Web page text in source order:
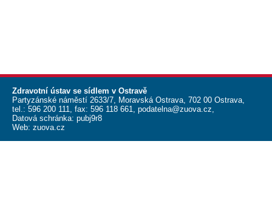
Zdravotní ústav se sídlem v Ostravě
Partyzánské náměstí 2633/7, Moravská Ostrava, 702 00 Ostrava,
tel.: 596 200 111, fax: 596 118 661, podatelna@zuova.cz,
Datová schránka: pubj9r8
Web: zuova.cz